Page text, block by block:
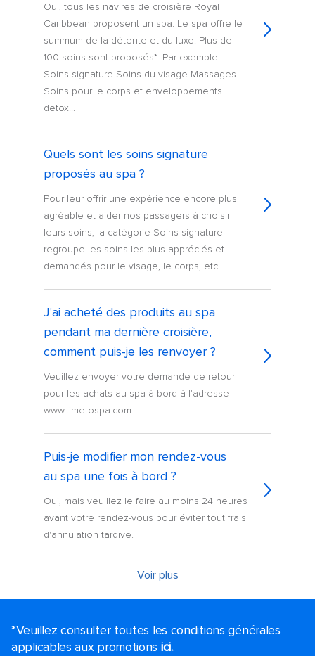
Oui, tous les navires de croisière Royal
Caribbean proposent un spa. Le spa offre le
summum de la détente et du luxe. Plus de
100 soins sont proposés*. Par exemple :
Soins signature Soins du visage Massages
Soins pour le corps et enveloppements
detox...
Quels sont les soins signature
proposés au spa ?
Pour leur offrir une expérience encore plus
agréable et aider nos passagers à choisir
leurs soins, la catégorie Soins signature
regroupe les soins les plus appréciés et
demandés pour le visage, le corps, etc.
J'ai acheté des produits au spa
pendant ma dernière croisière,
comment puis-je les renvoyer ?
Veuillez envoyer votre demande de retour
pour les achats au spa à bord à l'adresse
www.timetospa.com.
Puis-je modifier mon rendez-vous
au spa une fois à bord ?
Oui, mais veuillez le faire au moins 24 heures
avant votre rendez-vous pour éviter tout frais
d'annulation tardive.
Voir plus
*Veuillez consulter toutes les conditions générales
applicables aux promotions ici..